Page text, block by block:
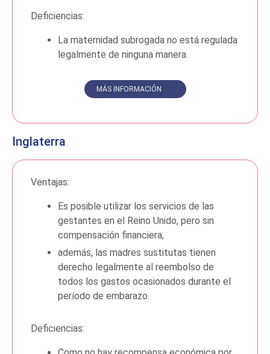
Deficiencias:
La maternidad subrogada no está regulada
legalmente de ninguna manera.
MÁS INFORMACIÓN
Inglaterra
Ventajas:
Es posible utilizar los servicios de las
gestantes en el Reino Unido, pero sin
compensación financiera,
además, las madres sustitutas tienen
derecho legalmente al reembolso de
todos los gastos ocasionados durante el
período de embarazo.
Deficiencias: